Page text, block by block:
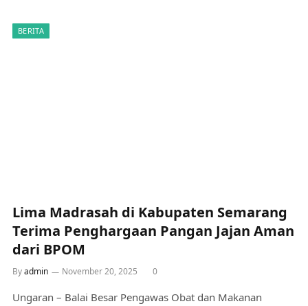
BERITA
Lima Madrasah di Kabupaten Semarang
Terima Penghargaan Pangan Jajan Aman
dari BPOM
Byadmin November 20, 2025 0
Ungaran – Balai Besar Pengawas Obat dan Makanan